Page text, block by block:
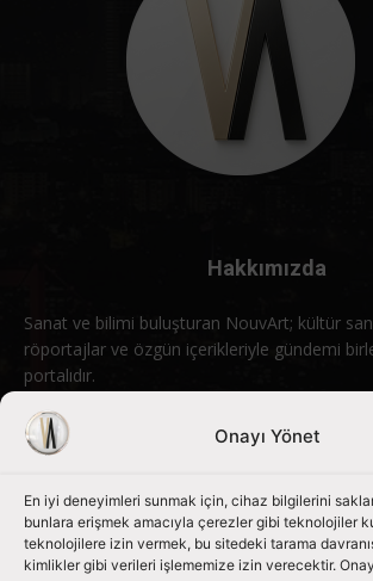
Onayı Yönet
En iyi deneyimleri sunmak için, cihaz bilgilerini
bunlara erişmek amacıyla çerezler gibi teknolojiler
teknolojilere izin vermek, bu sitedeki tarama
kimlikler gibi verileri işlememize izin verecektir.
Hakkımızda
Sanat ve bilimi buluşturan NouvArt; kültür
röportajlar ve özgün içerikleriyle gündemi
portalıdır.
Bizimle iletişime geçin: info@nouvart.net
Bizi Takip Edin